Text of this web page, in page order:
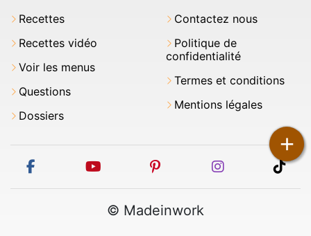
+
Recettes
Recettes vidéo
Voir les menus
Questions
Dossiers
Contactez nous
Politique de
confidentialité
Termes et conditions
Mentions légales
facebook youtube pinterest instagram
© Madeinwork